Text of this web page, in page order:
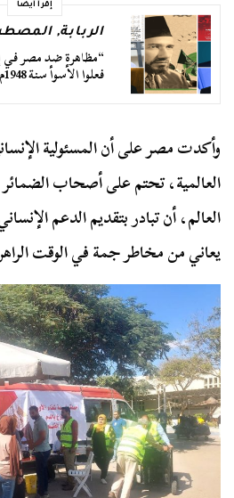
إقرأ أيضا
الربابة,
“مظاهرة ضد مصر في
فعلوا الأسوأ سنة 1948م
وأكدت مصر على أن المسئولية
العالمية، تحتم على أصحاب
العالم، أن تبادر بتقديم الدعم
يعاني من مخاطر جمة في الوقت